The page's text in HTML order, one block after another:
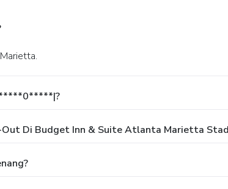
Out Di Budget Inn & Suite Atlanta Marietta